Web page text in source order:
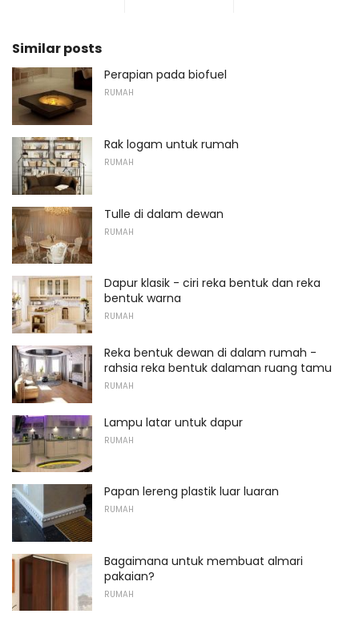
Similar posts
Perapian pada biofuel
RUMAH
Rak logam untuk rumah
RUMAH
Tulle di dalam dewan
RUMAH
Dapur klasik - ciri reka bentuk dan reka
bentuk warna
RUMAH
Reka bentuk dewan di dalam rumah -
rahsia reka bentuk dalaman ruang tamu
RUMAH
Lampu latar untuk dapur
RUMAH
Papan lereng plastik luar luaran
RUMAH
Bagaimana untuk membuat almari
pakaian?
RUMAH